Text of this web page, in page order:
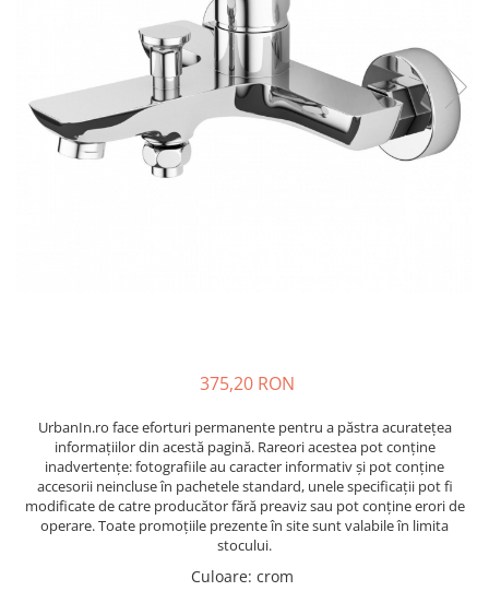
375,20 RON
UrbanIn.ro face eforturi permanente pentru a păstra acurateţea
informaţiilor din acestă pagină. Rareori acestea pot conţine
inadvertenţe: fotografiile au caracter informativ şi pot conţine
accesorii neincluse în pachetele standard, unele specificaţii pot fi
modificate de catre producător fără preaviz sau pot conţine erori de
operare. Toate promoţiile prezente în site sunt valabile în limita
stocului.
Culoare: crom